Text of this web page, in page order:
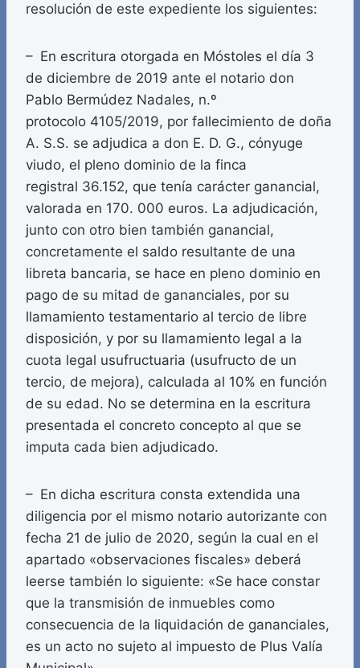
resolución de este expediente los siguientes:
– En escritura otorgada en Móstoles el día 3
de diciembre de 2019 ante el notario don
Pablo Bermúdez Nadales, n.º
protocolo 4105/2019, por fallecimiento de doña
A. S.S. se adjudica a don E. D. G., cónyuge
viudo, el pleno dominio de la finca
registral 36.152, que tenía carácter ganancial,
valorada en 170. 000 euros. La adjudicación,
junto con otro bien también ganancial,
concretamente el saldo resultante de una
libreta bancaria, se hace en pleno dominio en
pago de su mitad de gananciales, por su
llamamiento testamentario al tercio de libre
disposición, y por su llamamiento legal a la
cuota legal usufructuaria (usufructo de un
tercio, de mejora), calculada al 10% en función
de su edad. No se determina en la escritura
presentada el concreto concepto al que se
imputa cada bien adjudicado.
– En dicha escritura consta extendida una
diligencia por el mismo notario autorizante con
fecha 21 de julio de 2020, según la cual en el
apartado «observaciones fiscales» deberá
leerse también lo siguiente: «Se hace constar
que la transmisión de inmuebles como
consecuencia de la liquidación de gananciales,
es un acto no sujeto al impuesto de Plus Valía